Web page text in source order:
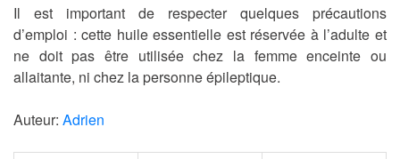
Il est important de respecter quelques précautions
d’emploi : cette huile essentielle est réservée à l’adulte et
ne doit pas être utilisée chez la femme enceinte ou
allaitante, ni chez la personne épileptique.
Auteur: Adrien